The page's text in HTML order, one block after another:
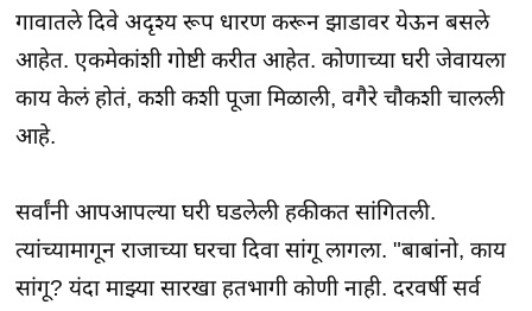
गावातले दिवे अदृश्य रूप धारण करून झाडावर येऊन बसले
आहेत. एकमेकांशी गोष्टी करीत आहेत. कोणाच्या घरी जेवायला
काय केलं होतं, कशी कशी पूजा मिळाली, वगैरे चौकशी चालली
आहे.
सर्वांनी आपआपल्या घरी घडलेली हकीकत सांगितली.
त्यांच्यामागून राजाच्या घरचा दिवा सांगू लागला. "बाबांनो, काय
सांगू? यंदा माझ्या सारखा हतभागी कोणी नाही. दरवर्षी सर्व